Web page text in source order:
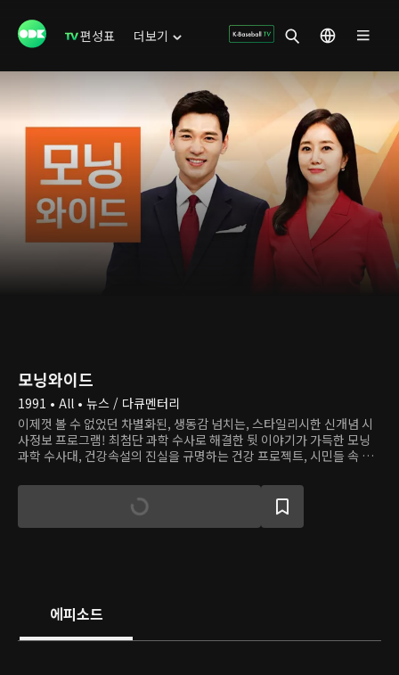
편성표 더보기
모닝와이드
1991 • All • 뉴스 / 다큐멘터리
이제껏 볼 수 없었던 차별화된, 생동감 넘치는, 스타일리시한 신개념 시
사정보 프로그램! 최첨단 과학 수사로 해결한 뒷 이야기가 가득한 모닝
과학 수사대, 건강속설의 진실을 규명하는 건강 프로젝트, 시민들 속 용
연다.
에피소드